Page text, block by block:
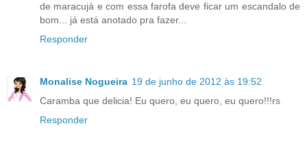
de maracujá e com essa farofa deve ficar um escandalo de
bom... já está anotado pra fazer...
Responder
Monalise Nogueira 19 de junho de 2012 às 19:52
Caramba que delicia! Eu quero, eu quero, eu quero!!!rs
Responder